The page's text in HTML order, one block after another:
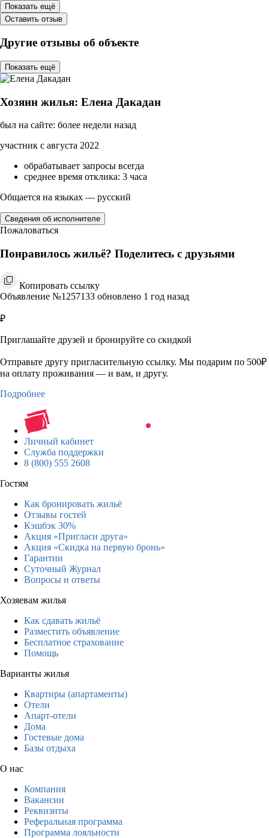
Показать ещё
Оставить отзыв
Другие отзывы об объекте
Показать ещё
Хозяин жилья: Елена Дакадан
был на сайте: более недели назад
участник с августа 2022
обрабатывает запросы всегда
среднее время отклика: 3 часа
Общается на языках — русский
Сведения об исполнителе
Пожаловаться
Понравилось жильё? Поделитесь с друзьями
Копировать ссылку
Объявление №1257133 обновлено 1 год назад
₽
Приглашайте друзей и бронируйте со скидкой
Отправьте другу пригласительную ссылку. Мы подарим по 500₽
на оплату проживания — и вам, и другу.
Подробнее
Личный кабинет
Служба поддержки
8 (800) 555 2608
Гостям
Как бронировать жильё
Отзывы гостей
Кэшбэк 30%
Акция «Пригласи друга»
Акция «Скидка на первую бронь»
Гарантии
Суточный Журнал
Вопросы и ответы
Хозяевам жилья
Как сдавать жильё
Разместить объявление
Бесплатное страхование
Помощь
Варианты жилья
Квартиры (апартаменты)
Отели
Апарт-отели
Дома
Гостевые дома
Базы отдыха
О нас
Компания
Вакансии
Реквизиты
Реферальная программа
Программа лояльности